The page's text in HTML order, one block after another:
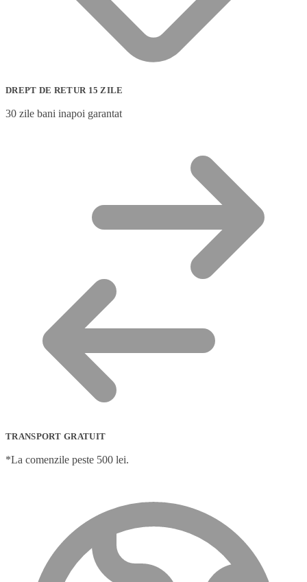
DREPT DE RETUR 15 ZILE
30 zile bani inapoi garantat
TRANSPORT GRATUIT
*La comenzile peste 500 lei.